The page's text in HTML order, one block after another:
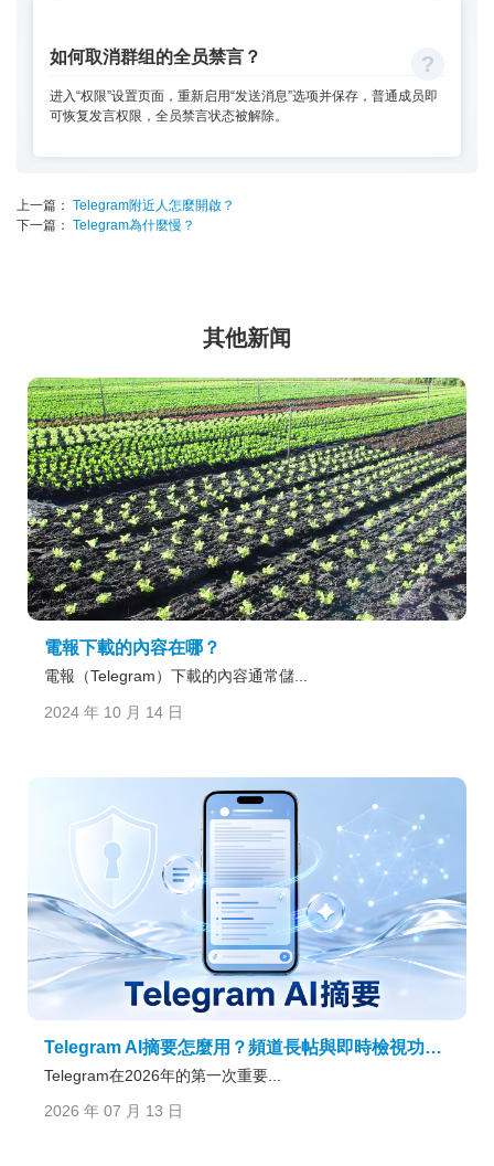
如何取消群组的全员禁言？
进入“权限”设置页面，重新启用“发送消息”选项并保存，普通成员即
可恢复发言权限，全员禁言状态被解除。
上一篇： Telegram附近人怎麼開啟？
下一篇： Telegram為什麼慢？
其他新闻
電報下載的內容在哪？
電報（Telegram）下載的內容通常儲...
2024 年 10 月 14 日
Telegram AI摘要怎麼用？頻道長帖與即時檢視功能詳解
Telegram在2026年的第一次重要...
2026 年 07 月 13 日